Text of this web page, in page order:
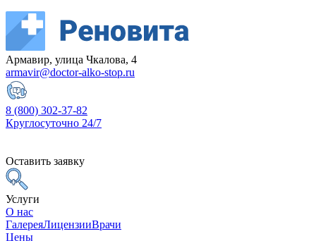
Армавир, улица Чкалова, 4
armavir@doctor-alko-stop.ru
8 (800) 302-37-82
Круглосуточно 24/7
Оставить заявку
Услуги
О нас
ГалереяЛицензииВрачи
Цены